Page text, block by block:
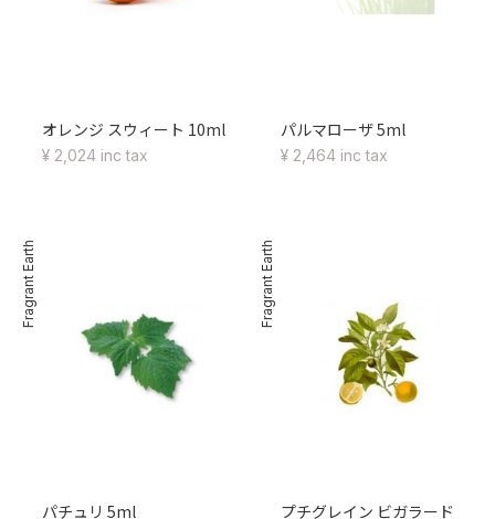
オレンジ スウィート 10ml
¥ 2,024 inc tax
パルマローザ 5ml
¥ 2,464 inc tax
Fragrant Earth
パチュリ 5ml
Fragrant Earth
プチグレイン ビガラード